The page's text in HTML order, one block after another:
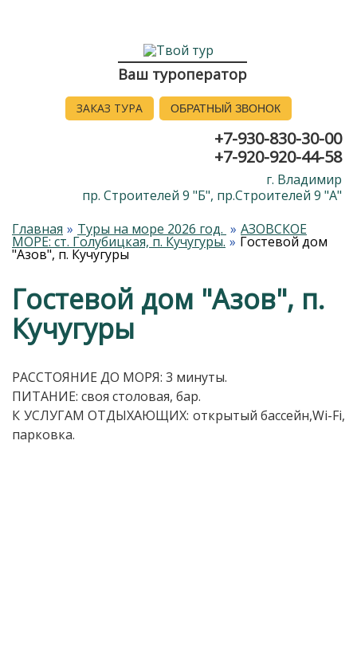
Ваш туроператор
ЗАКАЗ ТУРА ОБРАТНЫЙ ЗВОНОК
+7-930-830-30-00
+7-920-920-44-58
г. Владимир
пр. Строителей 9 "Б", пр.Строителей 9 "А"
Главная
Туры на море 2026 год. АЗОВСКОЕ
МОРЕ: ст. Голубицкая, п. Кучугуры. Гостевой дом
"Азов", п. Кучугуры
Гостевой дом "Азов", п.
Кучугуры
РАССТОЯНИЕ ДО МОРЯ: 3 минуты.
ПИТАНИЕ: своя столовая, бар.
К УСЛУГАМ ОТДЫХАЮЩИХ: открытый бассейн,Wi-Fi,
парковка.